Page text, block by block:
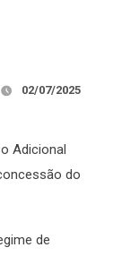
02/07/2025
Adicional
do
de